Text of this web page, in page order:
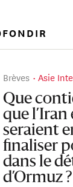
Brèves Asie
Que
que l’Iran
seraient
finaliser
dans le
d’Ormuz ?